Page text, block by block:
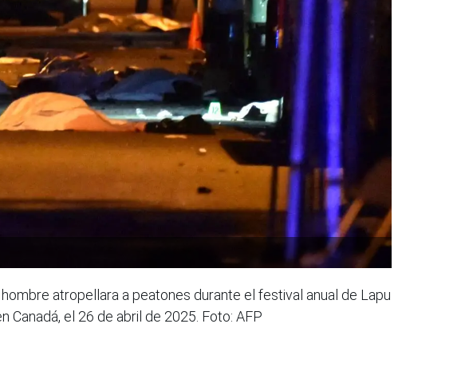
atropellara a peatones durante el festival anual de Lapu
Canadá, el 26 de abril de 2025. Foto: AFP